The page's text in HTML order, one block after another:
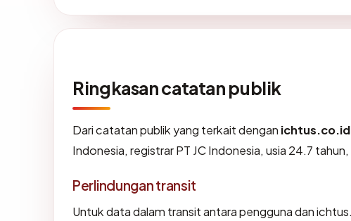
Ringkasan catatan publik
Dari catatan publik yang terkait dengan ichtus.co.id
Indonesia, registrar PT JC Indonesia, usia 24.7
Perlindungan transit
Untuk data dalam transit antara pengguna dan